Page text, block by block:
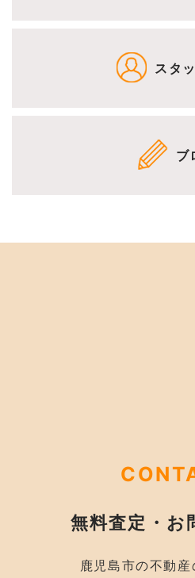
スタ
ブ
無料査定・お
鹿児島市の不動産